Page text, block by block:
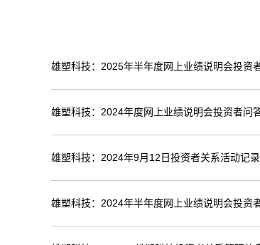
雄塑科技：2025年半年度网上业绩说明会投资
雄塑科技：2024年度网上业绩说明会投资者问
雄塑科技：2024年9月12日投资者关系活动记
雄塑科技：2024年半年度网上业绩说明会投资